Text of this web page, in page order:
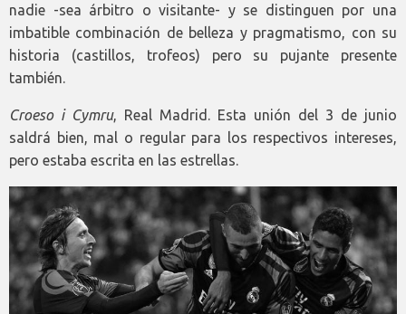
nadie -sea árbitro o visitante- y se distinguen por una
imbatible combinación de belleza y pragmatismo, con su
historia (castillos, trofeos) pero su pujante presente
también.
Croeso i Cymru, Real Madrid. Esta unión del 3 de junio
saldrá bien, mal o regular para los respectivos intereses,
pero estaba escrita en las estrellas.